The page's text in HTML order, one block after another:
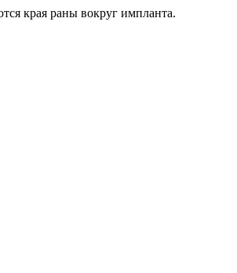
края раны вокруг импланта.